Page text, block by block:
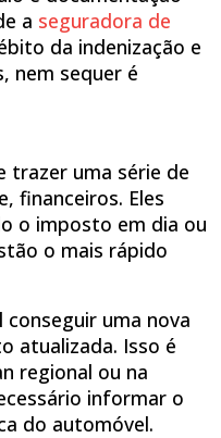
a seguradora de
da indenização e
nem sequer é
trazer uma série de
financeiros. Eles
o imposto em dia ou
o mais rápido
conseguir uma nova
atualizada. Isso é
regional ou na
informar o
do automóvel.